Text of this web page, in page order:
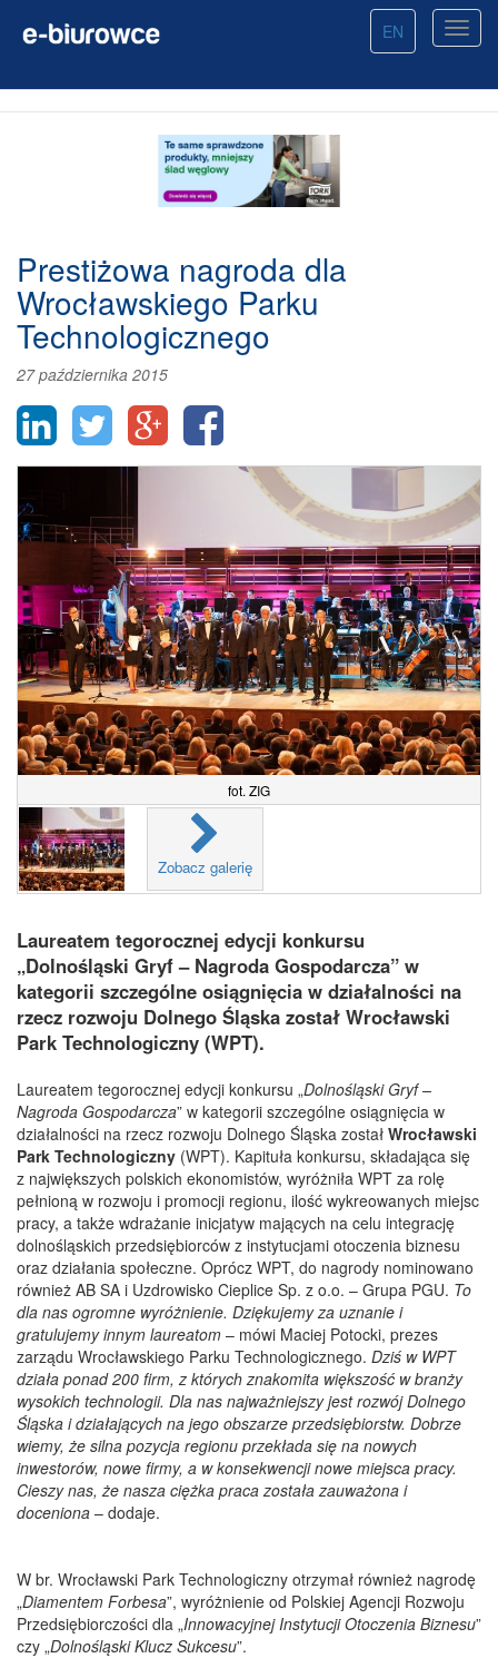
EN
Prestiżowa nagroda dla
Wrocławskiego Parku
Technologicznego
27 października 2015
fot. ZIG
Zobacz galerię
Laureatem tegorocznej edycji konkursu
„Dolnośląski Gryf – Nagroda Gospodarcza” w
kategorii szczególne osiągnięcia w działalności na
rzecz rozwoju Dolnego Śląska został Wrocławski
Park Technologiczny (WPT).
Laureatem tegorocznej edycji konkursu „Dolnośląski Gryf –
Nagroda Gospodarcza” w kategorii szczególne osiągnięcia w
działalności na rzecz rozwoju Dolnego Śląska został Wrocławski
Park Technologiczny (WPT). Kapituła konkursu, składająca się
z największych polskich ekonomistów, wyróżniła WPT za rolę
pełnioną w rozwoju i promocji regionu, ilość wykreowanych miejsc
pracy, a także wdrażanie inicjatyw mających na celu integrację
dolnośląskich przedsiębiorców z instytucjami otoczenia biznesu
oraz działania społeczne. Oprócz WPT, do nagrody nominowano
również AB SA i Uzdrowisko Cieplice Sp. z o.o. – Grupa PGU. To
dla nas ogromne wyróżnienie. Dziękujemy za uznanie i
gratulujemy innym laureatom – mówi Maciej Potocki, prezes
zarządu Wrocławskiego Parku Technologicznego. Dziś w WPT
działa ponad 200 firm, z których znakomita większość w branży
wysokich technologii. Dla nas najważniejszy jest rozwój Dolnego
Śląska i działających na jego obszarze przedsiębiorstw. Dobrze
wiemy, że silna pozycja regionu przekłada się na nowych
inwestorów, nowe firmy, a w konsekwencji nowe miejsca pracy.
Cieszy nas, że nasza ciężka praca została zauważona i
doceniona – dodaje.
W br. Wrocławski Park Technologiczny otrzymał również nagrodę
„Diamentem Forbesa”, wyróżnienie od Polskiej Agencji Rozwoju
Przedsiębiorczości dla „Innowacyjnej Instytucji Otoczenia Biznesu”
czy „Dolnośląski Klucz Sukcesu”.